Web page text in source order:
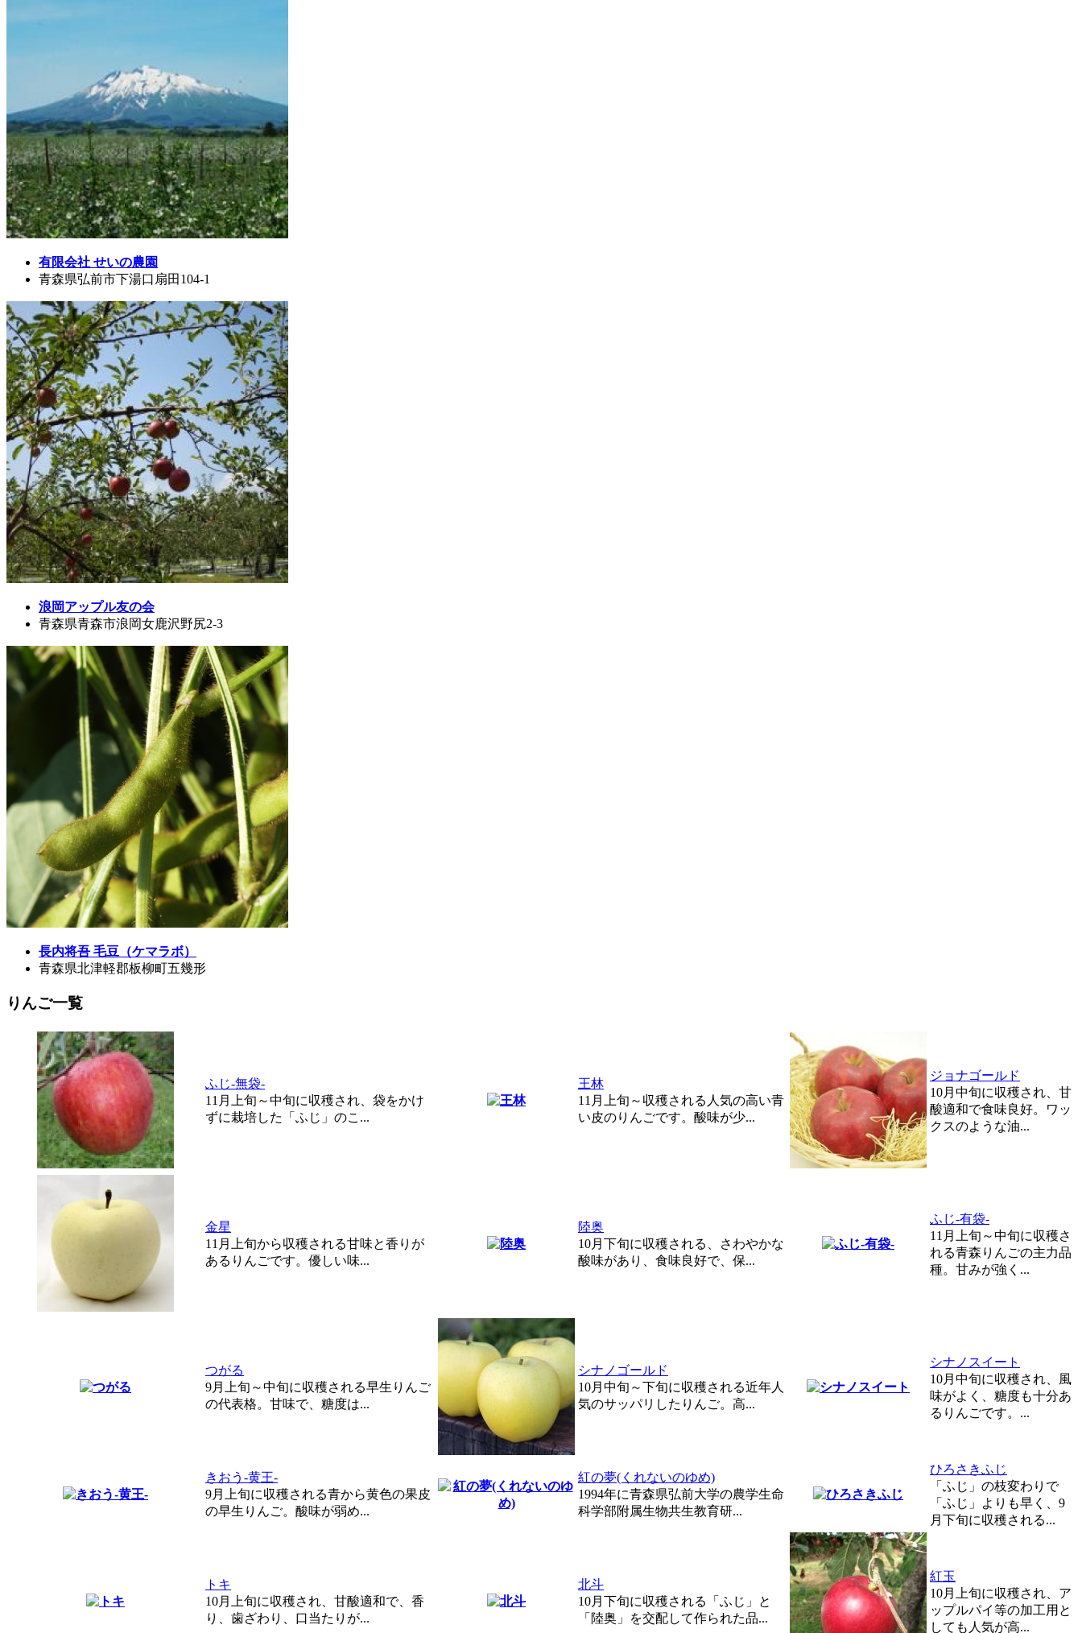
有限会社 せいの農園
青森県弘前市下湯口扇田104-1
浪岡アップル友の会
青森県青森市浪岡女鹿沢野尻2-3
長内将吾 毛豆（ケマラボ）
青森県北津軽郡板柳町五幾形
りんご一覧
ふじ-無袋-
11月上旬～中旬に収穫され、袋をかけ
ずに栽培した「ふじ」のこ...
王林
11月上旬～収穫される人気の高い青
い皮のりんごです。酸味が少...
ジョナゴールド
10月中旬に収穫され、甘
酸適和で食味良好。ワッ
クスのような油...
金星
11月上旬から収穫される甘味と香りが
あるりんごです。優しい味...
陸奥
10月下旬に収穫される、さわやかな
酸味があり、食味良好で、保...
ふじ-有袋-
11月上旬～中旬に収穫さ
れる青森りんごの主力品
種。甘みが強く...
つがる
9月上旬～中旬に収穫される早生りんご
の代表格。甘味で、糖度は...
シナノゴールド
10月中旬～下旬に収穫される近年人
気のサッパリしたりんご。高...
シナノスイート
10月中旬に収穫され、風
味がよく、糖度も十分あ
るりんごです。...
きおう-黄王-
9月上旬に収穫される青から黄色の果皮
の早生りんご。酸味が弱め...
紅の夢(くれないのゆめ)
1994年に青森県弘前大学の農学生命
科学部附属生物共生教育研...
ひろさきふじ
「ふじ」の枝変わりで
「ふじ」よりも早く、9
月下旬に収穫される...
トキ
10月上旬に収穫され、甘酸適和で、香
り、歯ざわり、口当たりが...
北斗
10月下旬に収穫される「ふじ」と
「陸奥」を交配して作られた品...
紅玉
10月上旬に収穫され、ア
ップルパイ等の加工用と
しても人気が高...